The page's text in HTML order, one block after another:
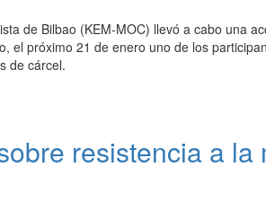
de Bilbao (KEM-MOC) llevó a cabo una
el próximo 21 de enero uno de los
de cárcel.
resistencia a la